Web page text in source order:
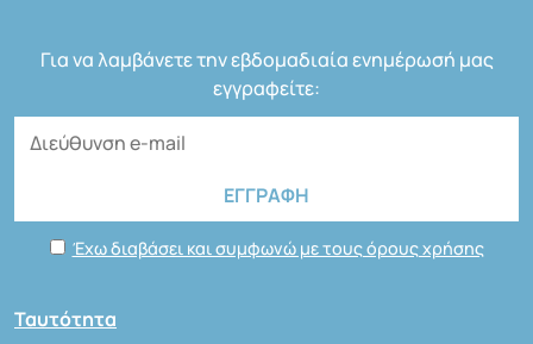
Για να λαμβάνετε την εβδομαδιαία ενημέρωσή μας
εγγραφείτε:
Έχω διαβάσει και συμφωνώ με τους όρους χρήσης
Ταυτότητα